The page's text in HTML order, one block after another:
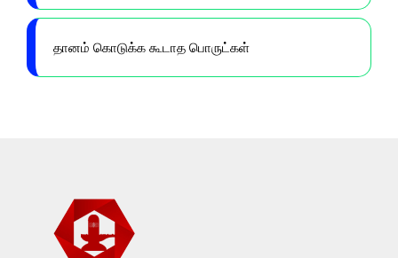
தானம் கொடுக்க கூடாத பொருட்கள்